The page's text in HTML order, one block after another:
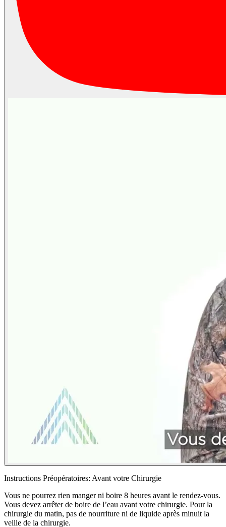
Instructions Préopératoires: Avant votre Chirurgie
Vous ne pourrez rien manger ni boire 8 heures avant le rendez-vous.
Vous devez arrêter de boire de l’eau avant votre chirurgie. Pour la
chirurgie du matin, pas de nourriture ni de liquide après minuit la
veille de la chirurgie.